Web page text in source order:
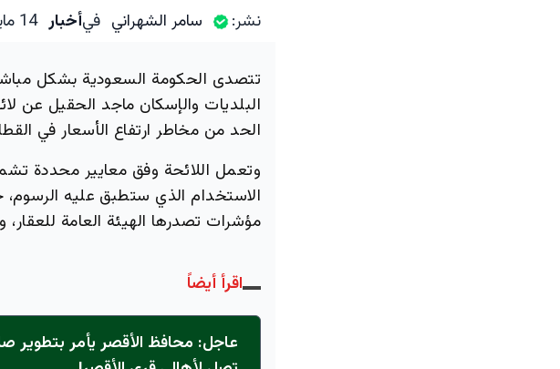
نشر: سامر الشهراني فيأخبار 14 مايو 2026 الساعة 03:55 صباحاً
تتصدى الحكومة السعودية بشكل
البلديات والإسكان ماجد الحقيل عن
الحد من مخاطر ارتفاع الأسعار في
وتعمل اللائحة وفق معايير محددة
الاستخدام الذي ستطبق عليه
مؤشرات تصدرها الهيئة العامة
اقرأ أيضاً
عاجل: محافظ الأقصر يأمر بتطوير